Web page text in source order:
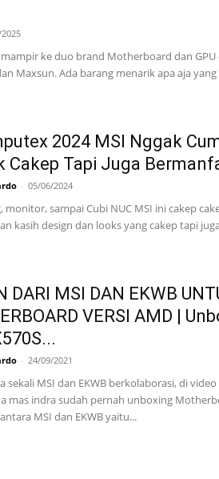
ke duo brand Motherboard dan
Maxsun. Ada barang menarik apa aja yang
2024 MSI Nggak
Cakep Tapi Juga
- 05/06/2024
monitor, sampai Cubi NUC MSI ini cakep
kasih design dan looks yang cakep tapi
DARI MSI DAN EKWB
VERSI AMD |
- 24/09/2021
sekali MSI dan EKWB berkolaborasi, di
mas indra sudah pernah unboxing
MSI dan EKWB yaitu...